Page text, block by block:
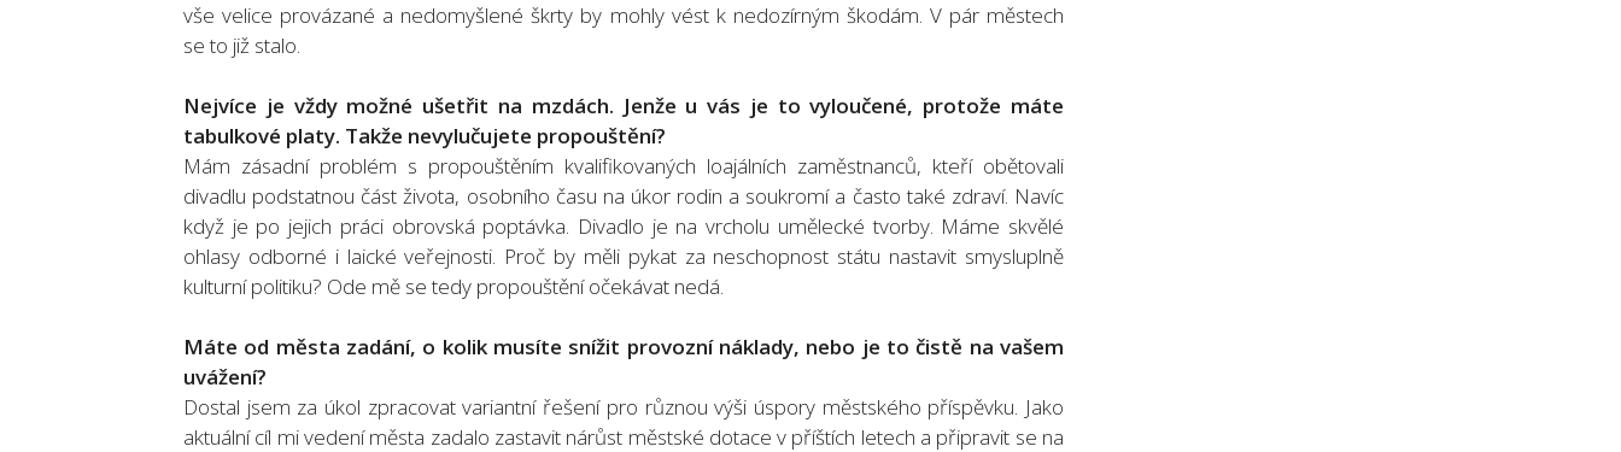
vše velice provázané a nedomyšlené škrty by mohly vést k nedozírným škodám. V pár městech
se to již stalo.
Nejvíce je vždy možné ušetřit na mzdách. Jenže u vás je to vyloučené, protože máte
tabulkové platy. Takže nevylučujete propouštění?
Mám zásadní problém s propouštěním kvalifikovaných loajálních zaměstnanců, kteří obětovali
divadlu podstatnou část života, osobního času na úkor rodin a soukromí a často také zdraví. Navíc
když je po jejich práci obrovská poptávka. Divadlo je na vrcholu umělecké tvorby. Máme skvělé
ohlasy odborné i laické veřejnosti. Proč by měli pykat za neschopnost státu nastavit smysluplně
kulturní politiku? Ode mě se tedy propouštění očekávat nedá.
Máte od města zadání, o kolik musíte snížit provozní náklady, nebo je to čistě na vašem
uvážení?
Dostal jsem za úkol zpracovat variantní řešení pro různou výši úspory městského příspěvku. Jako
aktuální cíl mi vedení města zadalo zastavit nárůst městské dotace v příštích letech a připravit se na